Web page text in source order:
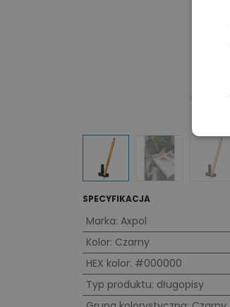
SPECYFIKACJA
Marka: Axpol
Kolor: Czarny
HEX kolor: #000000
Typ produktu: długopisy